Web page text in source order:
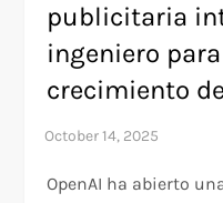
publicitaria
ingeniero
crecimiento
OpenAI ha abierto